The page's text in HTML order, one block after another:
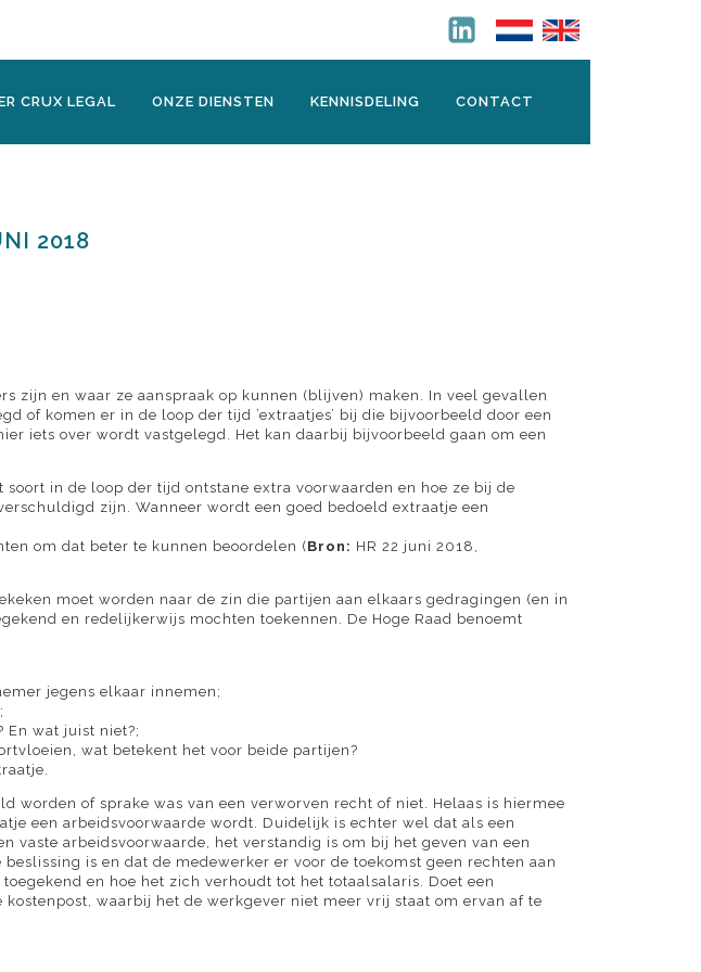
CRUX LEGAL ONZE DIENSTEN KENNISDELING CONTACT
2018
zijn en waar ze aanspraak op kunnen (blijven) maken. In veel gevallen
of komen er in de loop der tijd ’extraatjes’ bij die bijvoorbeeld door een
iets over wordt vastgelegd. Het kan daarbij bijvoorbeeld gaan om een
in de loop der tijd ontstane extra voorwaarden en hoe ze bij de
zijn. Wanneer wordt een goed bedoeld extraatje een
om dat beter te kunnen beoordelen (Bron: HR 22 juni 2018,
moet worden naar de zin die partijen aan elkaars gedragingen (en in
en redelijkerwijs mochten toekennen. De Hoge Raad benoemt
jegens elkaar innemen;
En wat juist niet?;
wat betekent het voor beide partijen?
worden of sprake was van een verworven recht of niet. Helaas is hiermee
een arbeidsvoorwaarde wordt. Duidelijk is echter wel dat als een
vaste arbeidsvoorwaarde, het verstandig is om bij het geven van een
is en dat de medewerker er voor de toekomst geen rechten aan
en hoe het zich verhoudt tot het totaalsalaris. Doet een
waarbij het de werkgever niet meer vrij staat om ervan af te